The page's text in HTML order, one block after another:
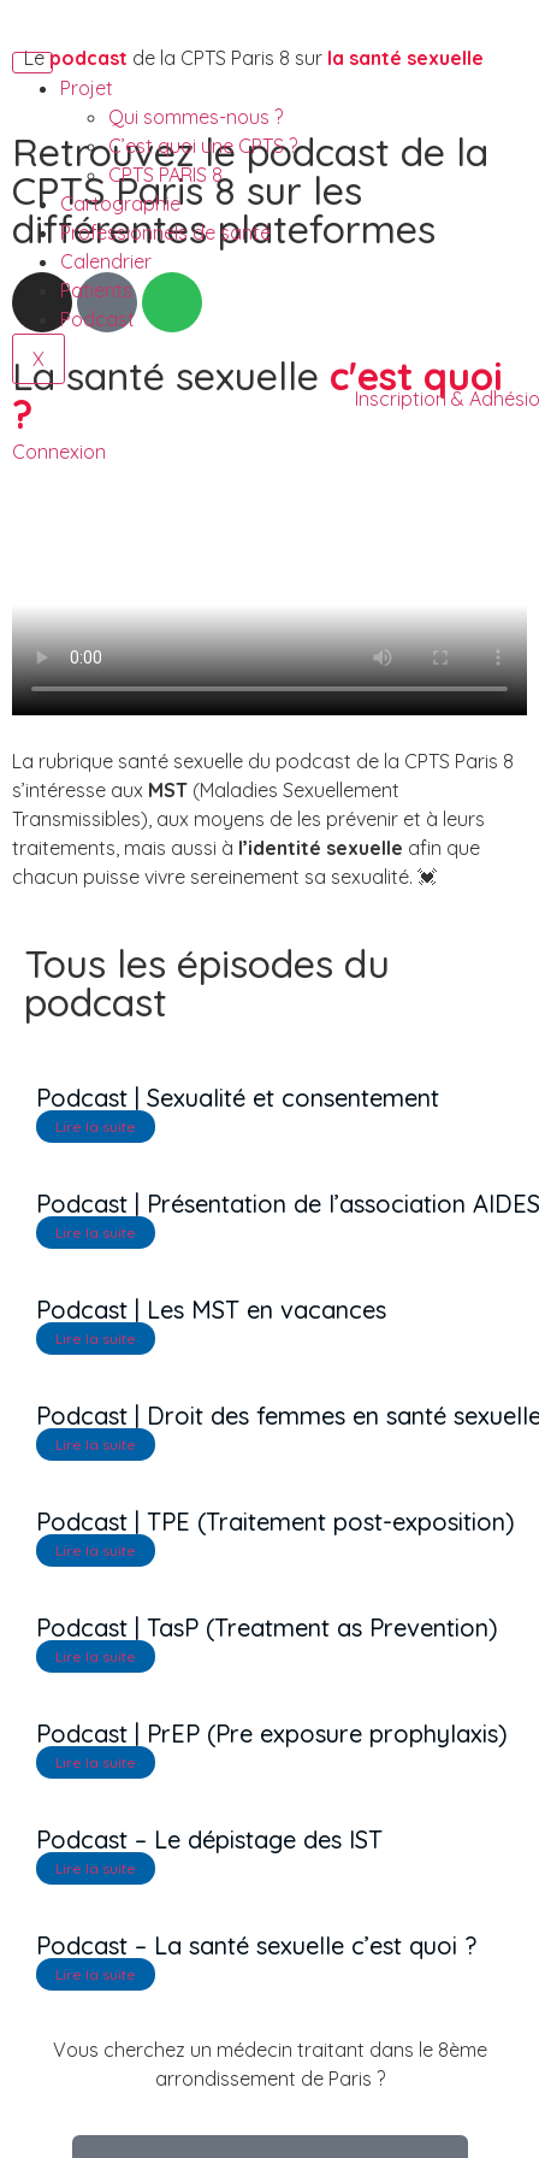
Projet
Qui sommes-nous ?
C’est quoi une CPTS ?
CPTS PARIS 8
Cartographie
Professionnels de santé
Calendrier
Patients
Podcast
X
Inscription &
Connexion
Lepodcast de la CPTS Paris 8 sur la santé sexuelle
Retrouvez le podcast de la
CPTS Paris 8 sur les
différentes plateformes
La santé sexuelle c'est quoi
?
La rubrique santé sexuelle du podcast de la CPTS Paris 8
s’intéresse aux MST (Maladies Sexuellement
Transmissibles), aux moyens de les prévenir et à leurs
traitements, mais aussi à l’identité sexuelle afin que
chacun puisse vivre sereinement sa sexualité. 💓
Tous les épisodes du
podcast
Podcast | Sexualité et consentement
Lire la suite
Podcast | Présentation de l’association AIDES
Lire la suite
Podcast | Les MST en vacances
Lire la suite
Podcast | Droit des femmes en santé
Lire la suite
Podcast | TPE (Traitement post-exposition)
Lire la suite
Podcast | TasP (Treatment as Prevention)
Lire la suite
Podcast | PrEP (Pre exposure prophylaxis)
Lire la suite
Podcast – Le dépistage des IST
Lire la suite
Podcast – La santé sexuelle c’est quoi ?
Lire la suite
Vous cherchez un médecin traitant dans le 8ème
arrondissement de Paris ?